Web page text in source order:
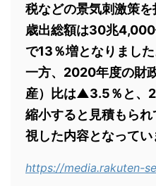
税などの景気刺激策を
歳出総額は30兆
で13％増となりました
一方、2020年度の財
産）比は▲3.5％と、
縮小すると見積もら
視した内容となってい
https://media.rakuten-